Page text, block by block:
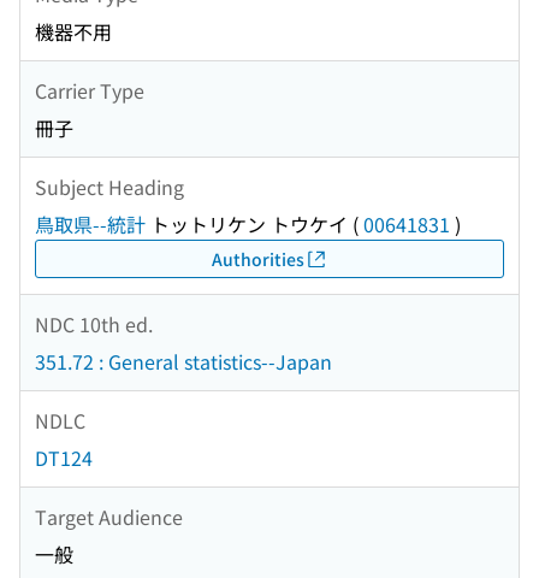
機器不用
Carrier Type
冊子
Subject Heading
鳥取県--統計 トットリケン トウケイ (00641831 )
Authorities
NDC 10th ed.
351.72 : General statistics--Japan
NDLC
DT124
Target Audience
一般